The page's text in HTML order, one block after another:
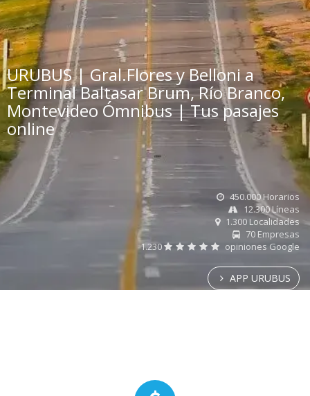
URUBUS | Gral.Flores y Belloni a
Terminal Baltasar Brum, Río Branco,
Montevideo Ómnibus | Tus pasajes
online
450.000 Horarios
12.300 Líneas
1.300 Localidades
70 Empresas
1.230
opiniones Google
APP URUBUS